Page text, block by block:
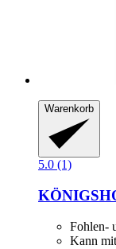
Warenkorb
5.0 (1)
Fohlen-
Kann